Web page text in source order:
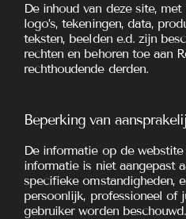
De inhoud van deze site,
logo’s, tekeningen, data,
teksten, beelden e.d. zijn
rechten en behoren toe aan
rechthoudende derden.
Beperking van
De informatie op de
informatie is niet aangepast
specifieke omstandigheden,
persoonlijk, professioneel of
gebruiker worden beschouwd.